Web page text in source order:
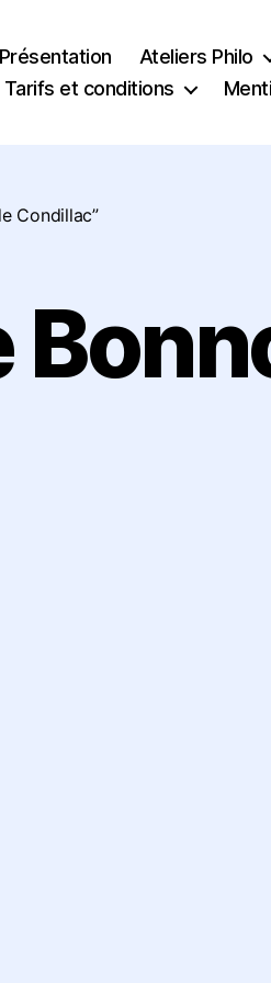
Présentation Ateliers Philo
Tarifs et conditions
Condillac”